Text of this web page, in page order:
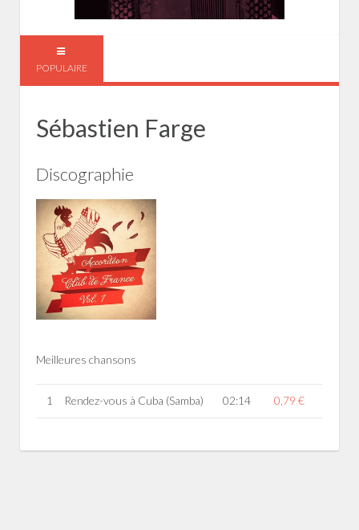
POPULAIRE
Sébastien Farge
Discographie
Meilleures chansons
1 Rendez-vous à Cuba (Samba) 02:14 0,79 €